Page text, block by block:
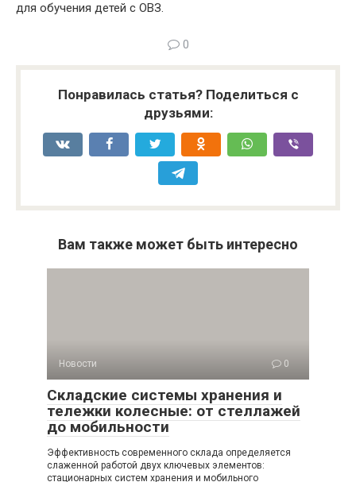
для обучения детей с ОВЗ.
0
Понравилась статья? Поделиться с
друзьями:
Вам также может быть интересно
Новости 0
Складские системы хранения и
тележки колесные: от стеллажей
до мобильности
Эффективность современного склада определяется
слаженной работой двух ключевых элементов:
стационарных систем хранения и мобильного